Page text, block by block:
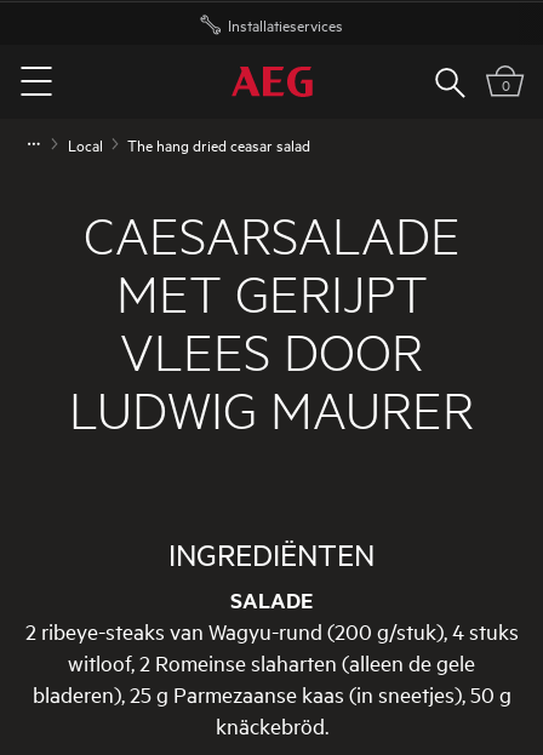
Gratis levering vanaf 50 euro
Menu
Zoeken0
Local The hang dried ceasar salad
CAESARSALADE
MET GERIJPT
VLEES DOOR
LUDWIG MAURER
INGREDIËNTEN
SALADE
2 ribeye-steaks van Wagyu-rund (200 g/stuk), 4 stuks
witloof, 2 Romeinse slaharten (alleen de gele
bladeren), 25 g Parmezaanse kaas (in sneetjes), 50 g
knäckebröd.